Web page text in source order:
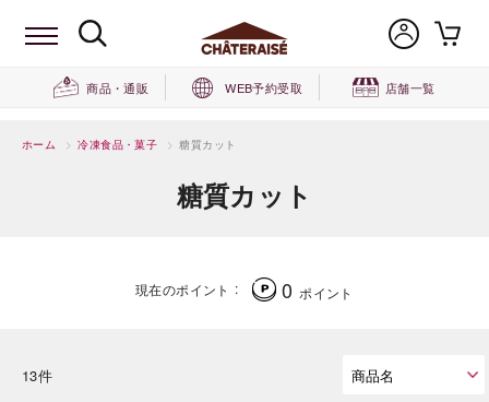
商品・通販 WEB予約受取 店舗一覧
ホーム > 冷凍食品・菓子 > 糖質カット
糖質カット
現在のポイント 0 ポイント
13件